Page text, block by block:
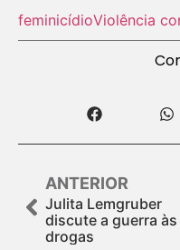
feminicídioViolência
ANTERIOR
Julita Lemgruber
discute a guerra às
drogas